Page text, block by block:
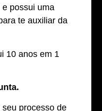
possui uma
te auxiliar da
10 anos em 1
processo de